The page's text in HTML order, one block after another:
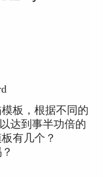
板，根据不同的
达到事半功倍的
有几个？